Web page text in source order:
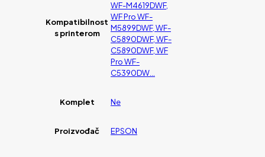
Kompatibilnost
s printerom
WF-M4619DWF,
WF Pro WF-
M5899DWF, WF-
C5890DWF, WF-
C5890DWF, WF
Pro WF-
C5390DW…
Komplet Ne
Proizvođač EPSON